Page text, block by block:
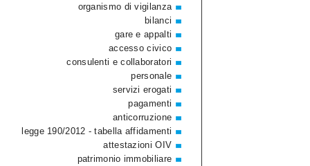
organismo di vigilanza
bilanci
gare e appalti
accesso civico
consulenti e collaboratori
personale
servizi erogati
pagamenti
anticorruzione
legge 190/2012 - tabella affidamenti
attestazioni OIV
patrimonio immobiliare